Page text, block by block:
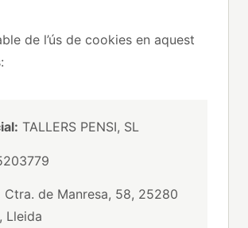
de l’ús de cookies en aquest
TALLERS PENSI, SL
Ctra. de Manresa, 58, 25280
Lleida